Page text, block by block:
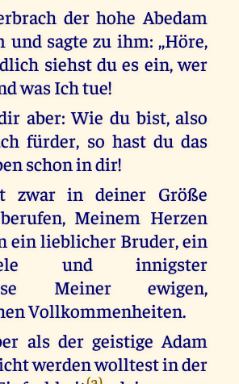
der hohe Abedam
und sagte zu ihm: ,,Höre,
siehst du es ein, wer
was Ich tue!
aber: Wie du bist, also
fürder, so hast du das
schon in dir!
zwar in deiner Größe
Meinem Herzen
ein lieblicher Bruder, ein
und innigster
Meiner ewigen,
Vollkommenheiten.
als der geistige Adam
werden wolltest in der